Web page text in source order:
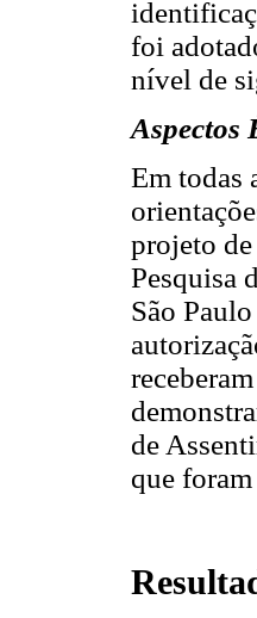
foi
nível de
Aspectos
Em todas
projeto
Pesquisa
São
de
que